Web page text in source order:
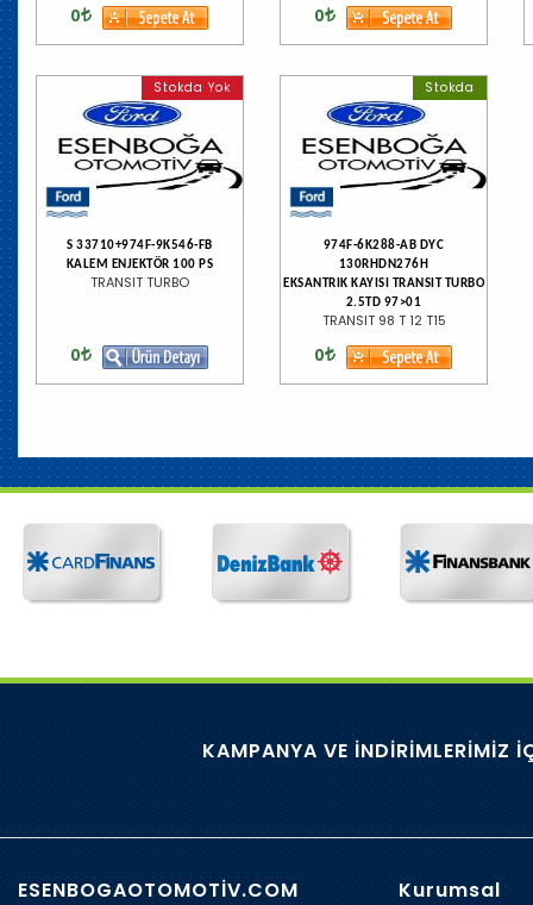
0 0
Stokda Yok
S 33710+974F-9K546-FB
KALEM ENJEKTÖR 100 PS
TRANSIT TURBO
0
Stokda
974F-6K288-AB DYC
130RHDN276H
EKSANTRIK KAYISI TRANSIT TURBO
2.5TD 97>01
TRANSIT 98 T 12 T15
0
KAMPANYA VE İNDİRİMLERİMİZ
ESENBOGAOTOMOTİV.COM Kurumsal